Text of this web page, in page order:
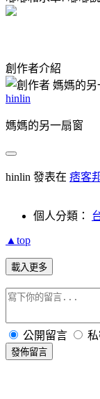
創作者介紹
hinlin
媽媽的另一扇窗
hinlin 發表在 痞客
個人分類：
▲top
載入更多
公開留言
發佈留言